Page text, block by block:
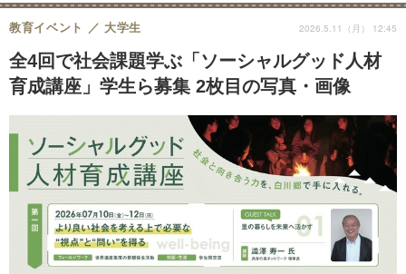
全4回で社会課題学ぶ「ソーシャルグッド人材
育成講座」学生ら募集 2枚目の写真・画像
教育イベント 大学生 2026.5.11（月） 12:45